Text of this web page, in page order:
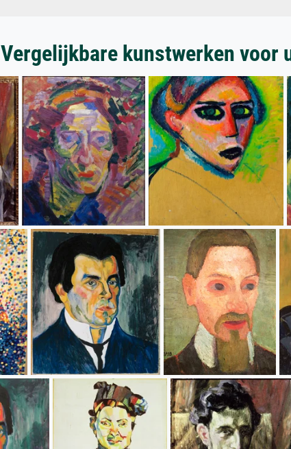
Vergelijkbare kunstwerken voor